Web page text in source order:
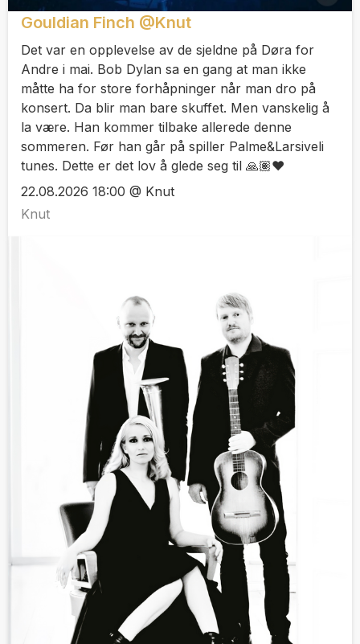
Gouldian Finch @Knut
Det var en opplevelse av de sjeldne på Døra for
Andre i mai. Bob Dylan sa en gang at man ikke
måtte ha for store forhåpninger når man dro på
konsert. Da blir man bare skuffet. Men vanskelig å
la være. Han kommer tilbake allerede denne
sommeren. Før han går på spiller Palme&Larsiveli
tunes. Dette er det lov å glede seg til 🙏🏽♥️
22.08.2026 18:00 @ Knut
Knut